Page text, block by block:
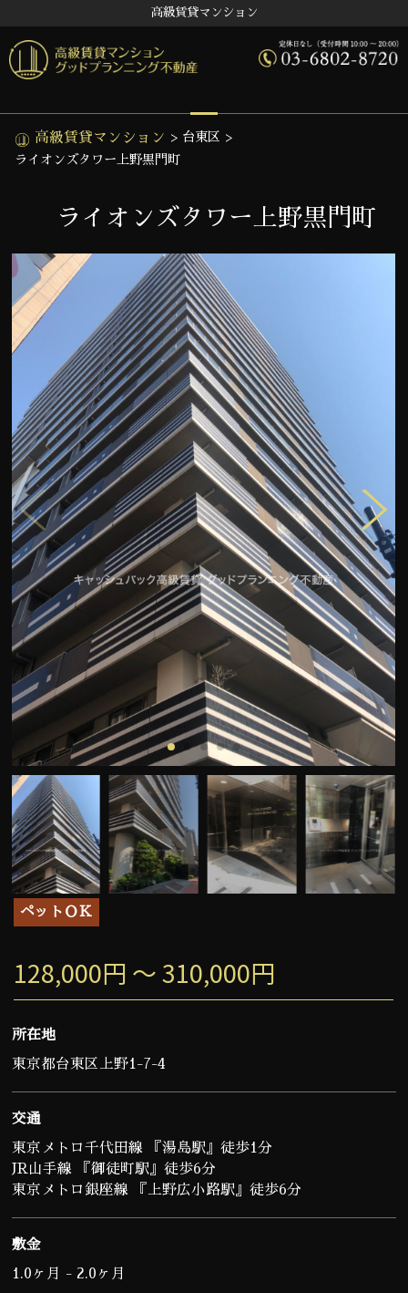
高級賃貸マンション
高級賃貸マンション > 台東区 >
ライオンズタワー上野黒門町
ライオンズタワー上野黒門町
ペットＯＫ
128,000円 ～ 310,000円
所在地
東京都台東区上野1-7-4
交通
東京メトロ千代田線 『湯島駅』徒歩1分
JR山手線 『御徒町駅』徒歩6分
東京メトロ銀座線 『上野広小路駅』徒歩6分
敷金
1.0ヶ月 - 2.0ヶ月